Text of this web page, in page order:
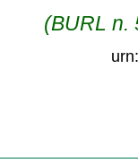
(BURL n.